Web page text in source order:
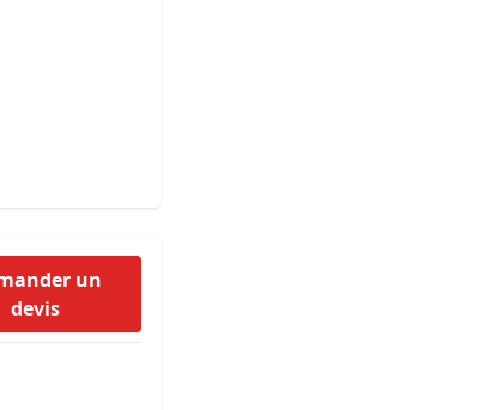
un
devis